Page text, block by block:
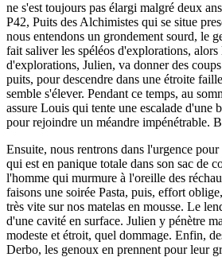
ne s'est toujours pas élargi malgré deux
P42, Puits des Alchimistes qui se situe
nous entendons un grondement sourd, le
fait saliver les spéléos d'explorations, alors
d'explorations, Julien, va donner des
puits, pour descendre dans une étroite
semble s'élever. Pendant ce temps, au
assure Louis qui tente une escalade d'une
pour rejoindre un méandre impénétrable.
Ensuite, nous rentrons dans l'urgence
qui est en panique totale dans son sac de
l'homme qui murmure à l'oreille des
faisons une soirée Pasta, puis, effort
très vite sur nos matelas en mousse. Le
d'une cavité en surface. Julien y pénètre
modeste et étroit, quel dommage. Enfin,
Derbo, les genoux en prennent pour leur